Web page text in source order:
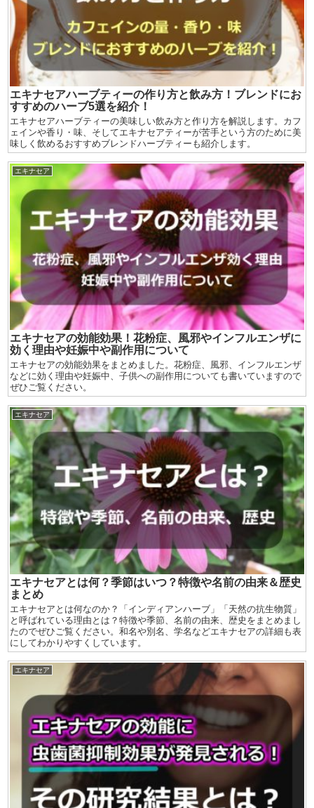
エキナセアハーブティーの作り方と飲み方！ブレンドにお
すすめのハーブ5選を紹介！
エキナセアハーブティーの美味しい飲み方と作り方を解説します。カフ
ェインや香り・味、そしてエキナセアティーが苦手という方のために美
味しく飲めるおすすめブレンドハーブティーも紹介します。
エキナセア
エキナセアの効能効果！花粉症、風邪やインフルエンザに
効く理由や妊娠中や副作用について
エキナセアの効能効果をまとめました。花粉症、風邪、インフルエンザ
などに効く理由や妊娠中、子供への副作用についても書いていますので
ぜひご覧ください。
エキナセア
エキナセアとは何？季節はいつ？特徴や名前の由来＆歴史
まとめ
エキナセアとは何なのか？「インディアンハーブ」「天然の抗生物質」
と呼ばれている理由とは？特徴や季節、名前の由来、歴史をまとめまし
たのでぜひご覧ください。和名や別名、学名などエキナセアの詳細も表
にしてわかりやすくしています。
エキナセア